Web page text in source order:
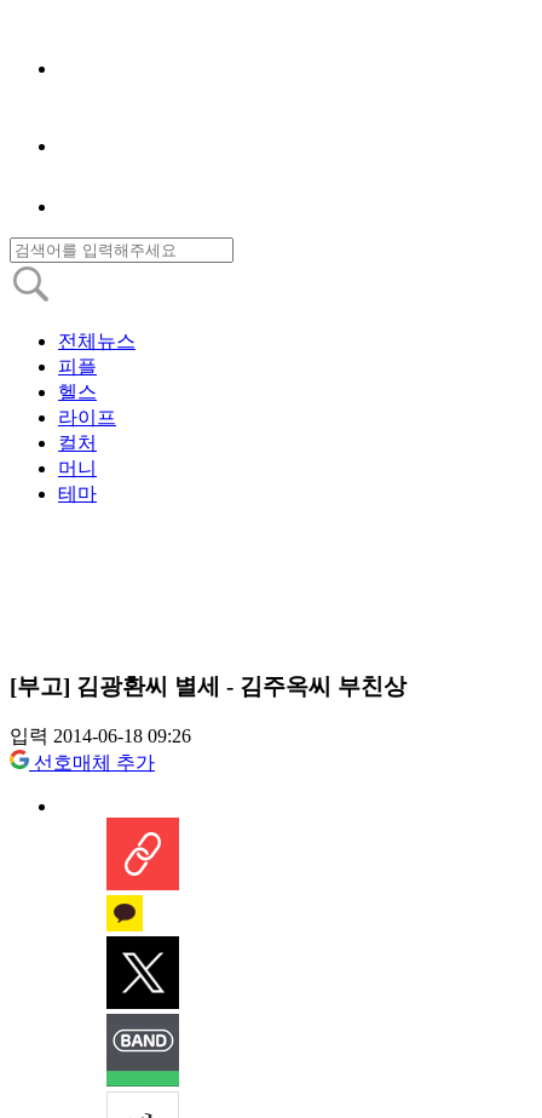
전체뉴스
피플
헬스
라이프
컬처
머니
테마
[부고] 김광환씨 별세 - 김주옥씨 부친상
입력 2014-06-18 09:26
선호매체 추가